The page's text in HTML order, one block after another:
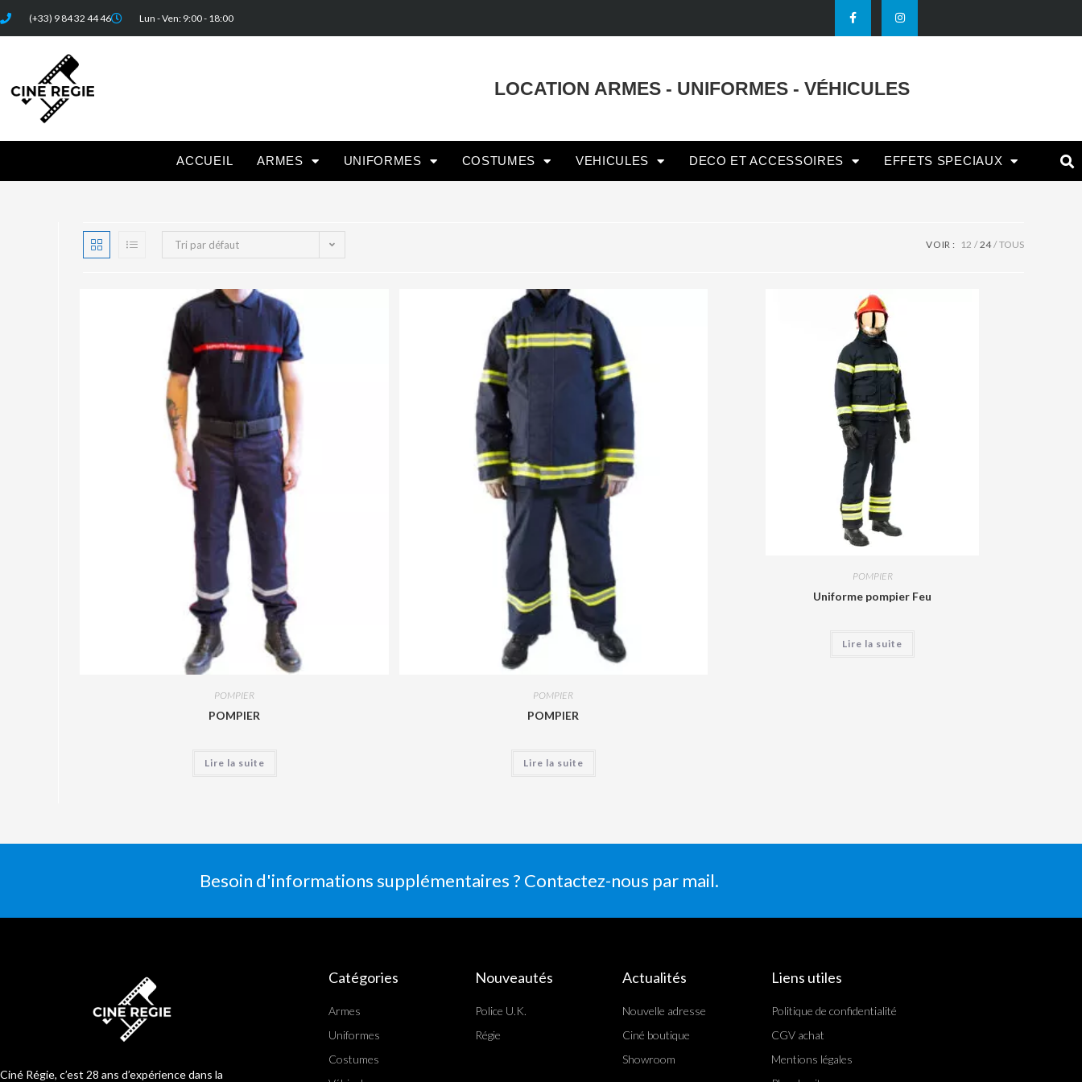
(+33) 9 84 32 44 46 Lun - Ven: 9:00 - 18:00
LOCATION ARMES - UNIFORMES - VÉHICULES
ACCUEIL ARMES UNIFORMES COSTUMES VEHICULES DECO ET ACCESSOIRES EFFETS SPECIAUX
Tri par défaut VOIR : 12 24 TOUS
POMPIER
POMPIER
Lire la suite
POMPIER
POMPIER
Lire la suite
POMPIER
Uniforme pompier Feu
Lire la suite
Besoin d'informations supplémentaires ? Contactez-nous par mail.
Ciné Régie, c’est 28 ans d’expérience dans la
Catégories
Armes
Uniformes
Costumes
Nouveautés
Police U.K.
Régie
Actualités
Nouvelle adresse
Ciné boutique
Showroom
Liens utiles
Politique de confidentialité
CGV achat
Mentions légales